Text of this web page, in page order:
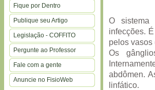
Fique por Dentro
Publique seu Artigo
Legislação - COFFITO
Pergunte ao Professor
Fale com a gente
Anuncie no FisioWeb
O sistema
infecções.
pelos vasos
Os
abdômen.
linfático.